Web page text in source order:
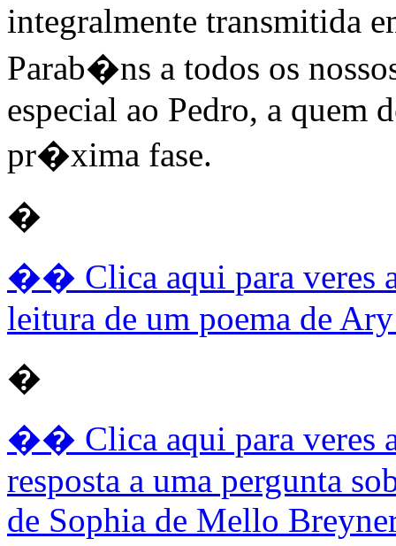
integralmente transmitida
Parab�ns a todos os
especial ao Pedro, a quem
pr�xima fase.
�
�� Clica aqui para veres
leitura de um poema de
�
�� Clica aqui para veres
resposta a uma pergunta
de Sophia de Mello